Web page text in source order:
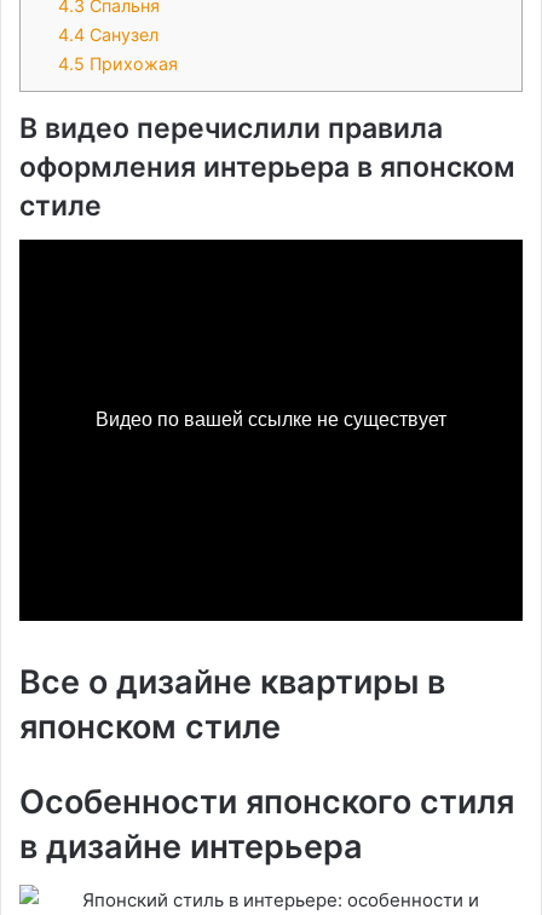
4.3 Спальня
4.4 Санузел
4.5 Прихожая
В видео перечислили правила
оформления интерьера в японском
стиле
Все о дизайне квартиры в
японском стиле
Особенности японского стиля
в дизайне интерьера